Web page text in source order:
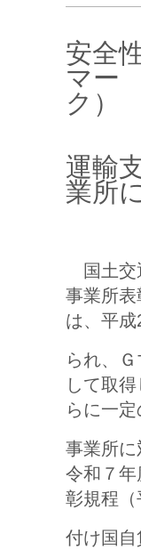
令
安全
マー
地
運輸
業所
国土交
事業所表
は、平
られ、
して取
らに一
事業所に
令和７
彰規程（
付け国